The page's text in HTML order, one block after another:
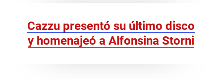
Cazzu presentó su último disco
y homenajeó a Alfonsina Storni